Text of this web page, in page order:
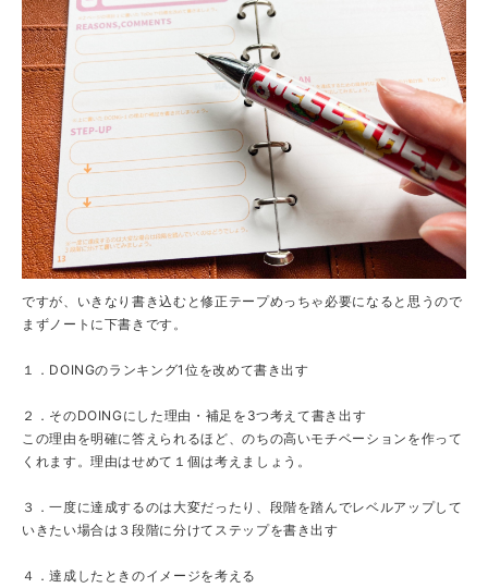
ですが、いきなり書き込むと修正テープめっちゃ必要になると思うので
まずノートに下書きです。
１．DOINGのランキング1位を改めて書き出す
２．そのDOINGにした理由・補足を3つ考えて書き出す
この理由を明確に答えられるほど、のちの高いモチベーションを作って
くれます。理由はせめて１個は考えましょう。
３．一度に達成するのは大変だったり、段階を踏んでレベルアップして
いきたい場合は３段階に分けてステップを書き出す
４．達成したときのイメージを考える